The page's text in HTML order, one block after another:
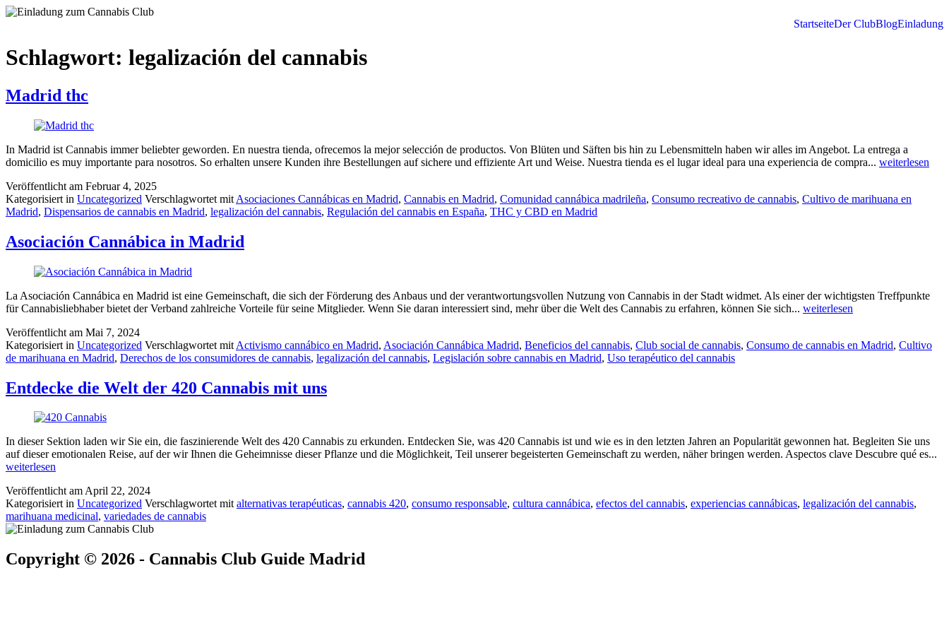
StartseiteDer ClubBlogEinladung
Schlagwort: legalización del cannabis
Madrid thc
In Madrid ist Cannabis immer beliebter geworden. En nuestra tienda, ofrecemos la mejor selección de productos. Von Blüten und Säften bis hin zu Lebensmitteln haben wir alles im Angebot. La entrega a
domicilio es muy importante para nosotros. So erhalten unsere Kunden ihre Bestellungen auf sichere und effiziente Art und Weise. Nuestra tienda es el lugar ideal para una experiencia de compra... Madrid
weiterlesen
Veröffentlicht am Februar 4, 2025
Kategorisiert in Uncategorized Verschlagwortet mit Asociaciones Cannábicas en Madrid, Cannabis en Madrid, Comunidad cannábica madrileña, Consumo recreativo de cannabis, Cultivo de marihuana en
Madrid, Dispensarios de cannabis en Madrid, legalización del cannabis, Regulación del cannabis en España, THC y CBD en Madrid
Asociación Cannábica in Madrid
La Asociación Cannábica en Madrid ist eine Gemeinschaft, die sich der Förderung des Anbaus und der verantwortungsvollen Nutzung von Cannabis in der Stadt widmet. Als einer der wichtigsten Treffpunkte
für Cannabisliebhaber bietet der Verband zahlreiche Vorteile für seine Mitglieder. Wenn Sie daran interessiert sind, mehr über die Welt des Cannabis zu erfahren, können Sie sich... Asociación
Madrid
weiterlesen
Veröffentlicht am Mai 7, 2024
Kategorisiert in Uncategorized Verschlagwortet mit Activismo cannábico en Madrid, Asociación Cannábica Madrid, Beneficios del cannabis, Club social de cannabis, Consumo de cannabis en Madrid, Cultivo
de marihuana en Madrid, Derechos de los consumidores de cannabis, legalización del cannabis, Legislación sobre cannabis en Madrid, Uso terapéutico del cannabis
Entdecke die Welt der 420 Cannabis mit uns
In dieser Sektion laden wir Sie ein, die faszinierende Welt des 420 Cannabis zu erkunden. Entdecken Sie, was 420 Cannabis ist und wie es in den letzten Jahren an Popularität gewonnen hat. Begleiten Sie uns
auf dieser emotionalen Reise, auf der wir Ihnen die Geheimnisse dieser Pflanze und die Möglichkeit, Teil unserer begeisterten Gemeinschaft zu werden, näher bringen werden. Aspectos clave Descubre qué es...
weiterlesen
Veröffentlicht amApril 22, 2024
Kategorisiert in Uncategorized Verschlagwortet mitalternativas terapéuticas, cannabis 420, consumo responsable, cultura cannábica, efectos del cannabis, experiencias cannábicas, legalización del cannabis,
marihuana medicinal, variedades de cannabis
Copyright © 2026 - Cannabis Club Guide Madrid